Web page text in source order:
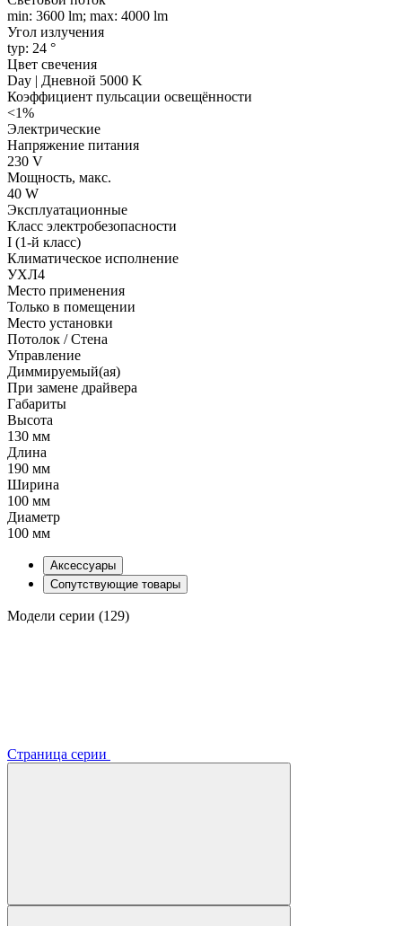
min: 3600 lm; max: 4000 lm
Угол излучения
typ: 24 °
Цвет свечения
Day | Дневной 5000 K
Коэффициент пульсации освещённости
<1%
Электрические
Напряжение питания
230 V
Мощность, макс.
40 W
Эксплуатационные
Класс электробезопасности
I (1-й класс)
Климатическое исполнение
УХЛ4
Место применения
Только в помещении
Место установки
Потолок / Cтена
Управление
Диммируемый(ая)
При замене драйвера
Габариты
Высота
130 мм
Длина
190 мм
Ширина
100 мм
Диаметр
100 мм
Аксессуары
Сопутствующие товары
Модели серии (129)
Страница серии